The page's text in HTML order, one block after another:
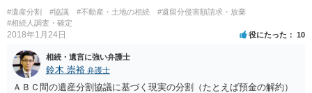
#遺産分割 #協議 #不動産・土地の相続
#遺留分侵害額請求・放棄
#相続人調査・確定
2018年1月24日 役にたった 10
相続・遺言に強い弁護士
鈴木 崇裕 弁護士
ＡＢＣ間の遺産分割協議に基づく現実の分割（たとえば預金の解約）